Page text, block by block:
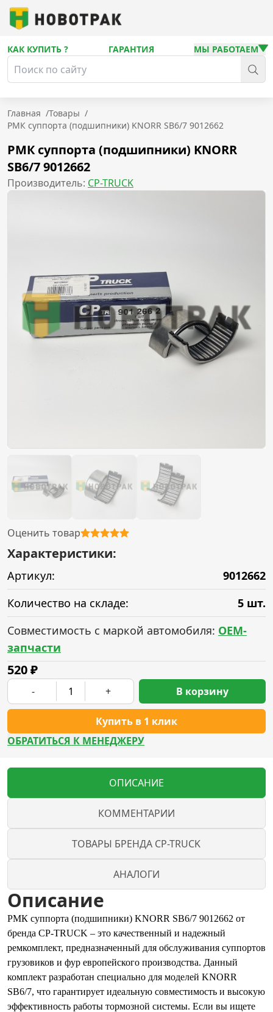
КАК КУПИТЬ ? ГАРАНТИЯ МЫ РАБОТАЕМ
Главная /Товары /
РМК суппорта (подшипники) KNORR SB6/7 9012662
РМК суппорта (подшипники) KNORR
SB6/7 9012662
Производитель: CP-TRUCK
Оценить товар
Характеристики:
Артикул:
9012662
Количество на складе:
5 шт.
Совместимость с маркой автомобиля: OEM-
запчасти
520₽
- +
Купить в 1 клик
В корзину
ОБРАТИТЬСЯ К МЕНЕДЖЕРУ
ОПИСАНИЕ
КОММЕНТАРИИ
ТОВАРЫ БРЕНДА CP-TRUCK
АНАЛОГИ
Описание
РМК суппорта (подшипники) KNORR SB6/7 9012662 от
бренда CP-TRUCK – это качественный и надежный
ремкомплект, предназначенный для обслуживания суппортов
грузовиков и фур европейского производства. Данный
комплект разработан специально для моделей KNORR
SB6/7, что гарантирует идеальную совместимость и высокую
эффективность работы тормозной системы. Если вы ищете